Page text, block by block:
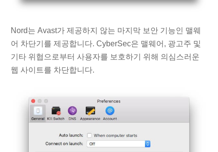
Nord는 Avast가 제공하지 않는 마지막 보안 기능인 맬웨
어 차단기를 제공합니다. CyberSec은 맬웨어, 광고주 및
기타 위협으로부터 사용자를 보호하기 위해 의심스러운
웹 사이트를 차단합니다.